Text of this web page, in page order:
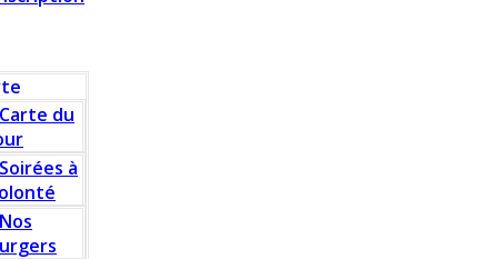
Carte du
Soirées à
Nos